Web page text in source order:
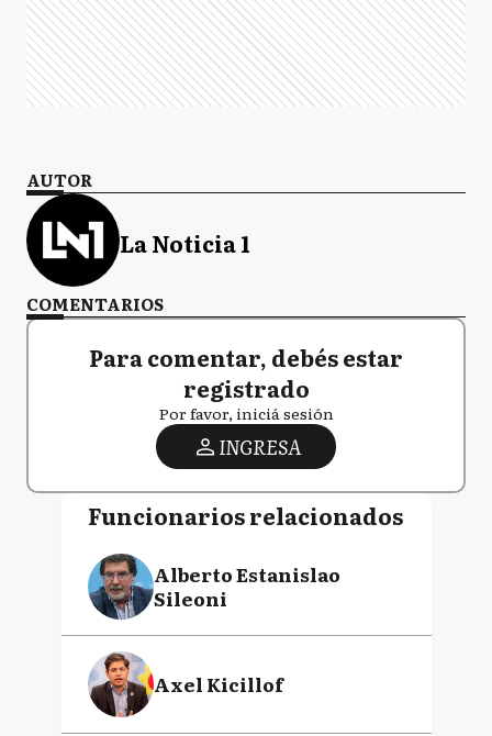
AUTOR
La Noticia 1
COMENTARIOS
Para comentar, debés estar
registrado
Por favor, iniciá sesión
INGRESA
Funcionarios relacionados
Alberto Estanislao
Sileoni
Axel Kicillof